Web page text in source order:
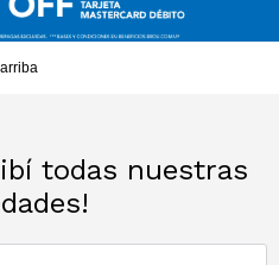
todas nuestras